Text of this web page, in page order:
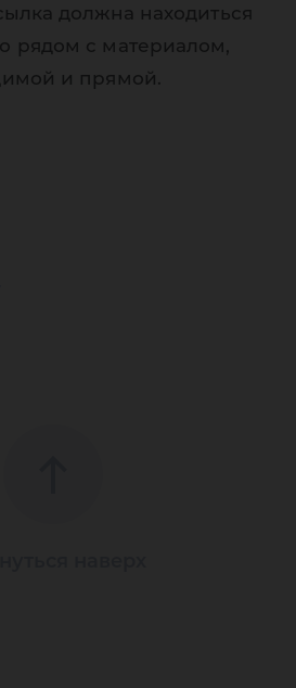
должна находиться
рядом с материалом,
и прямой.